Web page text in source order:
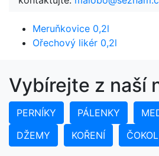
Meruňkovice 0,2l
Ořechový likér 0,2l
Vybírejte z naší
PERNÍKY PÁLENKY
DŽEMY
KOŘENÍ